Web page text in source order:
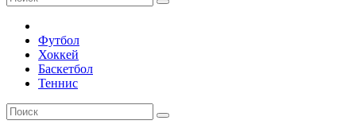
Футбол
Хоккей
Баскетбол
Теннис